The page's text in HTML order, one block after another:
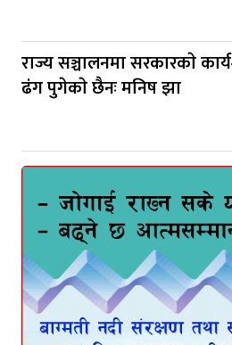
राज्य सञ्चालनमा सरकारकाे
ढंग पुगेकाे छैनः मनिष झा